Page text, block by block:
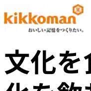
文化